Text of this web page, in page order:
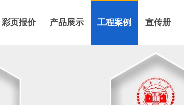
彩页报价 产品展示 工程案例 宣传册